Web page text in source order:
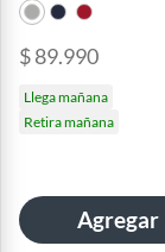
$ 89.990
Llega mañana
Retira mañana
Agregar